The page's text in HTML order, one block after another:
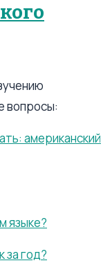
вопросы:
американский
языке?
за год?